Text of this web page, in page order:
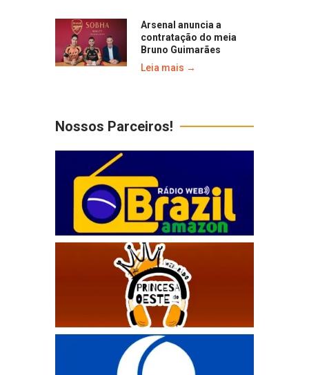
Arsenal anuncia a
contratação do meia
Bruno Guimarães
Leia mais →
Nossos Parceiros!